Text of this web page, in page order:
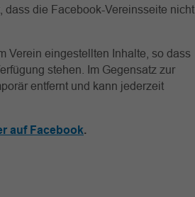
die Facebook-Vereinsseite nicht
Verein eingestellten Inhalte, so dass
stehen. Im Gegensatz zur
entfernt und kann jederzeit
auf Facebook.